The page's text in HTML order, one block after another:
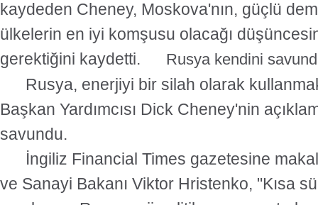
kaydeden Cheney, Moskova'nın, güçlü
ülkelerin en iyi komşusu olacağı
gerektiğini kaydetti. Rusya kendini
Rusya, enerjiyi bir silah olarak
Başkan Yardımcısı Dick Cheney'nin
savundu.
İngiliz Financial Times gazetesine
ve Sanayi Bakanı Viktor Hristenko, "Kısa